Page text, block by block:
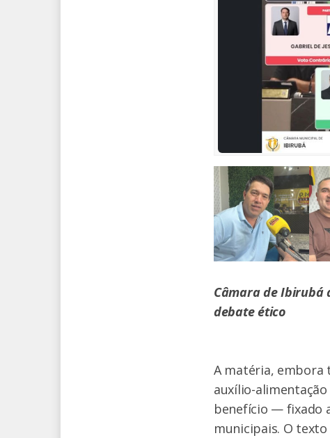
Câmara de
debate ético
A matéria, embora
auxílio-
benefício — fixado
municipais. O